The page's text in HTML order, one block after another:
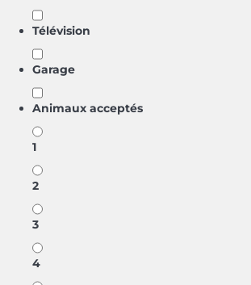
Télévision
Garage
Animaux acceptés
1
2
3
4